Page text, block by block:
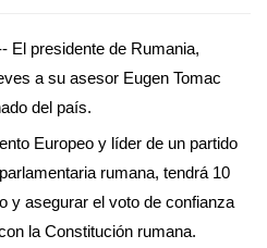
El presidente de Rumania,
a su asesor Eugen Tomac
del país.
Europeo y líder de un partido
rumana, tendrá 10
y asegurar el voto de confianza
la Constitución rumana.